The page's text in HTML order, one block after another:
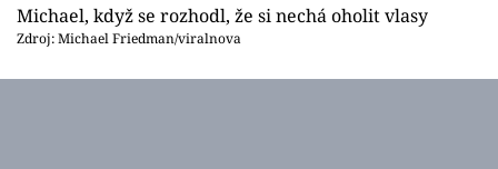
Michael, když se rozhodl, že si nechá oholit vlasy
Zdroj: Michael Friedman/viralnova